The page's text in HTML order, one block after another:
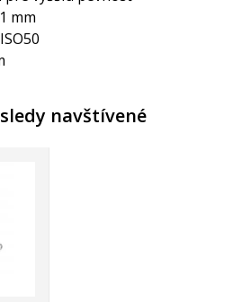
mm
navštívené